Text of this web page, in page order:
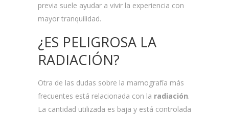
previa suele ayudar a vivir la experiencia con
mayor tranquilidad.
¿ES PELIGROSA LA
RADIACIÓN?
Otra de las dudas sobre la mamografía más
frecuentes está relacionada con la radiación.
La cantidad utilizada es baja y está controlada